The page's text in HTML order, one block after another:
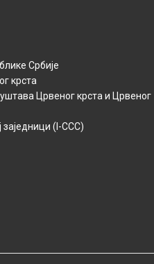
Србијe
крста
Црвеног крста и Црвеног
(I-CCC)